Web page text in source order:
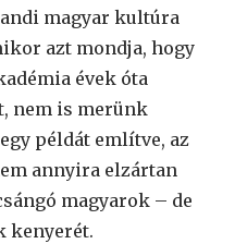
magyar kultúra
azt mondja, hogy
évek óta
nem is merünk
példát említve, az
annyira elzártan
magyarok – de
kenyerét.